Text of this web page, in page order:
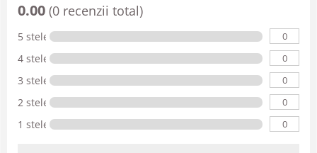
0.00 (0 recenzii total)
5 stele 0
4 stele 0
3 stele 0
2 stele 0
1 stele 0